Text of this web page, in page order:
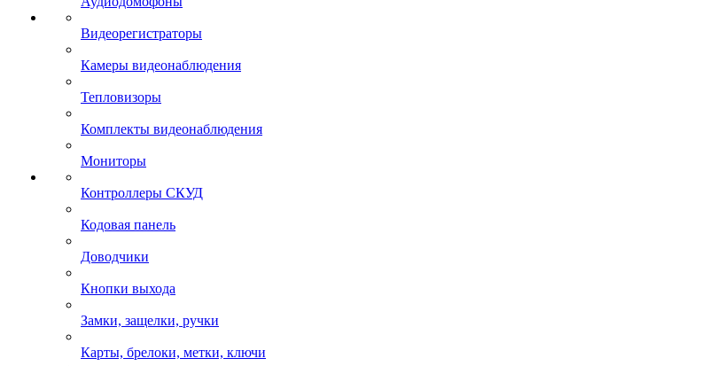
Видеорегистраторы
Камеры видеонаблюдения
Тепловизоры
Комплекты видеонаблюдения
Мониторы
Контроллеры СКУД
Кодовая панель
Доводчики
Кнопки выхода
Замки, защелки, ручки
Карты, брелоки, метки, ключи